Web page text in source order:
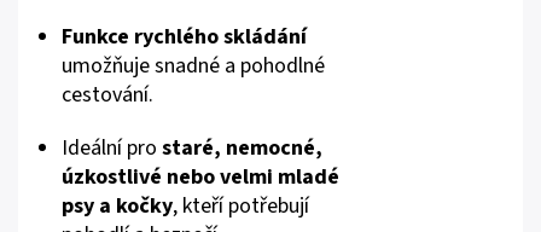
Funkce rychlého skládání
umožňuje snadné a pohodlné
cestování.
Ideální pro staré, nemocné,
úzkostlivé nebo velmi mladé
psy a kočky, kteří potřebují